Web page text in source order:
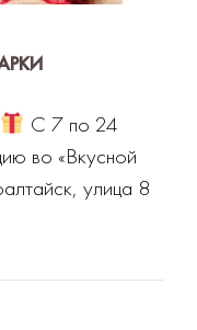
С 7 по 24
во «Вкусной
улица 8